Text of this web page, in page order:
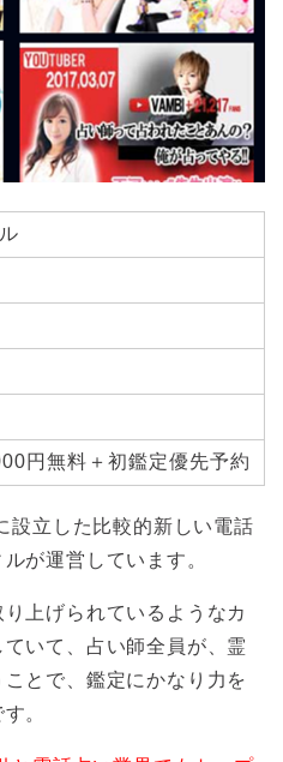
円無料＋初鑑定優先予約
設立した比較的新しい電話
が運営しています。
上げられているようなカ
いて、占い師全員が、霊
とで、鑑定にかなり力を
。